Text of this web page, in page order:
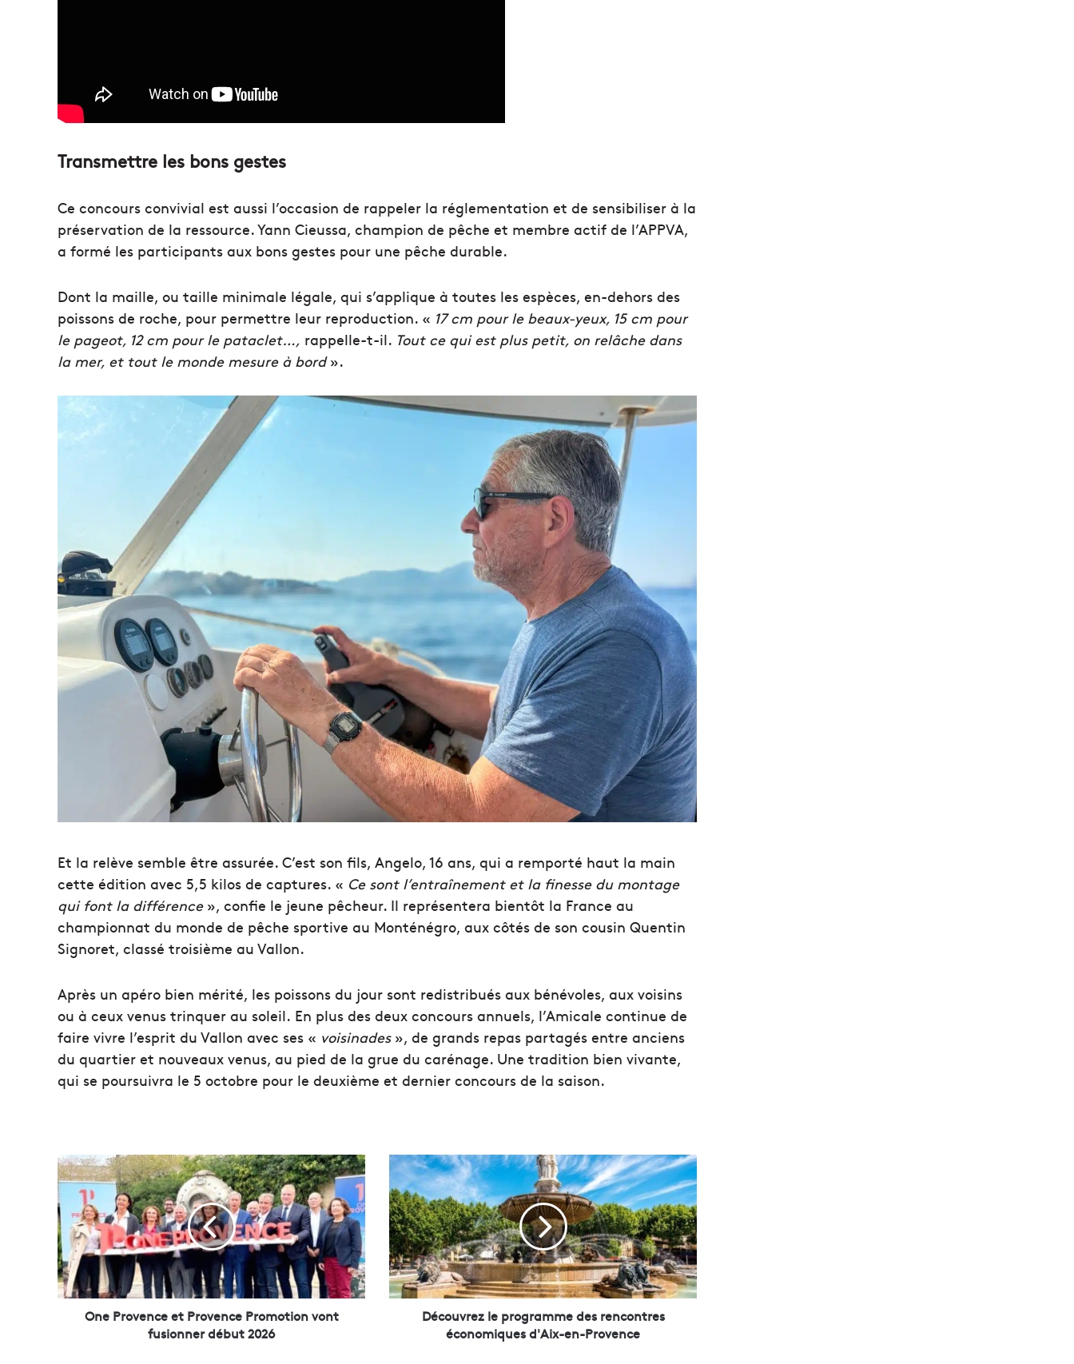
Transmettre les bons gestes
Ce concours convivial est aussi l’occasion de rappeler la réglementation et de sensibiliser à la
préservation de la ressource. Yann Cieussa, champion de pêche et membre actif de l’APPVA,
a formé les participants aux bons gestes pour une pêche durable.
Dont la maille, ou taille minimale légale, qui s’applique à toutes les espèces, en-dehors des
poissons de roche, pour permettre leur reproduction. « 17 cm pour le beaux-yeux, 15 cm pour
le pageot, 12 cm pour le pataclet…, rappelle-t-il. Tout ce qui est plus petit, on relâche dans
la mer, et tout le monde mesure à bord».
Et la relève semble être assurée. C’est son fils, Angelo, 16 ans, qui a remporté haut la main
cette édition avec 5,5 kilos de captures. « Ce sont l’entraînement et la finesse du montage
qui font la différence», confie le jeune pêcheur. Il représentera bientôt la France au
championnat du monde de pêche sportive au Monténégro, aux côtés de son cousin Quentin
Signoret, classé troisième au Vallon.
Après un apéro bien mérité, les poissons du jour sont redistribués aux bénévoles, aux voisins
ou à ceux venus trinquer au soleil. En plus des deux concours annuels, l’Amicale continue de
faire vivre l’esprit du Vallon avec ses « voisinades», de grands repas partagés entre anciens
du quartier et nouveaux venus, au pied de la grue du carénage. Une tradition bien vivante,
qui se poursuivra le 5 octobre pour le deuxième et dernier concours de la saison.
O
n
e
P
r
o
v
e
n
One Provence et Provence Promotion vont
fusionner début 2026
D
é
c
o
u
v
r
e
z
Découvrez le programme des rencontres
économiques d'Aix-en-Provence